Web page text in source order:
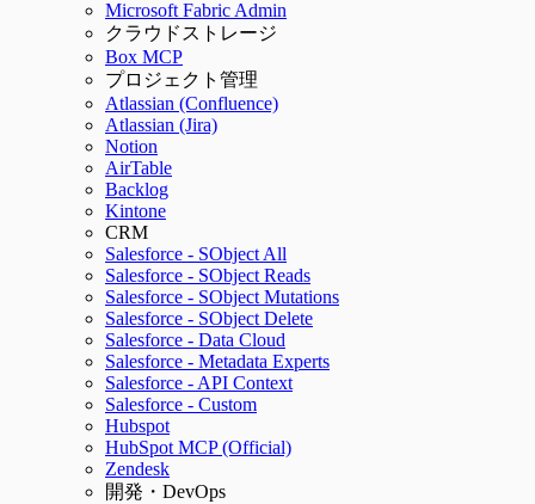
Microsoft Fabric Admin
クラウドストレージ
Box MCP
プロジェクト管理
Atlassian (Confluence)
Atlassian (Jira)
Notion
AirTable
Backlog
Kintone
CRM
Salesforce - SObject All
Salesforce - SObject Reads
Salesforce - SObject Mutations
Salesforce - SObject Delete
Salesforce - Data Cloud
Salesforce - Metadata Experts
Salesforce - API Context
Salesforce - Custom
Hubspot
HubSpot MCP (Official)
Zendesk
開発・DevOps